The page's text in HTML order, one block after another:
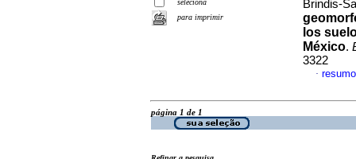
seleciona
para imprimir
Brindis-
los
México.
3322
·
página 1 de 1